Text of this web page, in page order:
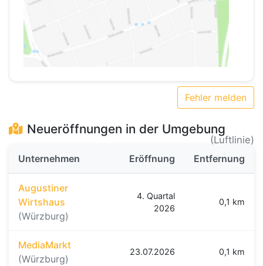
Fehler melden
Neueröffnungen in der Umgebung
(Luftlinie)
Unternehmen
Eröffnung Entfernung
Augustiner
Wirtshaus
(Würzburg)
4. Quartal
2026
0,1 km
MediaMarkt
(Würzburg)
23.07.2026 0,1 km